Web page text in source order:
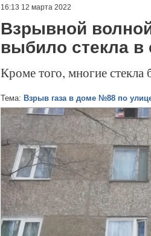
16:13 12 марта 2022
Взрывной
выбило стекла в
Кроме того, многие
Тема: Взрыв газа в доме №88 по